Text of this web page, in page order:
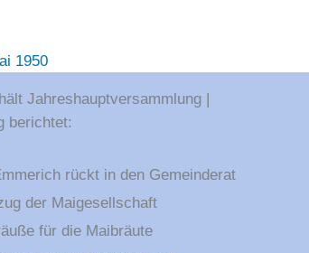
1950
Jahreshauptversammlung |
berichtet:
rückt in den Gemeinderat
der Maigesellschaft
für die Maibräute